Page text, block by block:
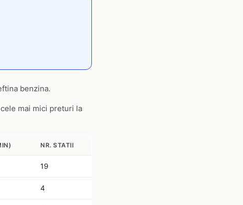
benzina.
mai mici preturi la
NR. STATII
19
4